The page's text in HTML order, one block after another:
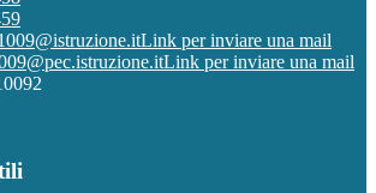
Link per inviare una mail
Link per inviare una mail